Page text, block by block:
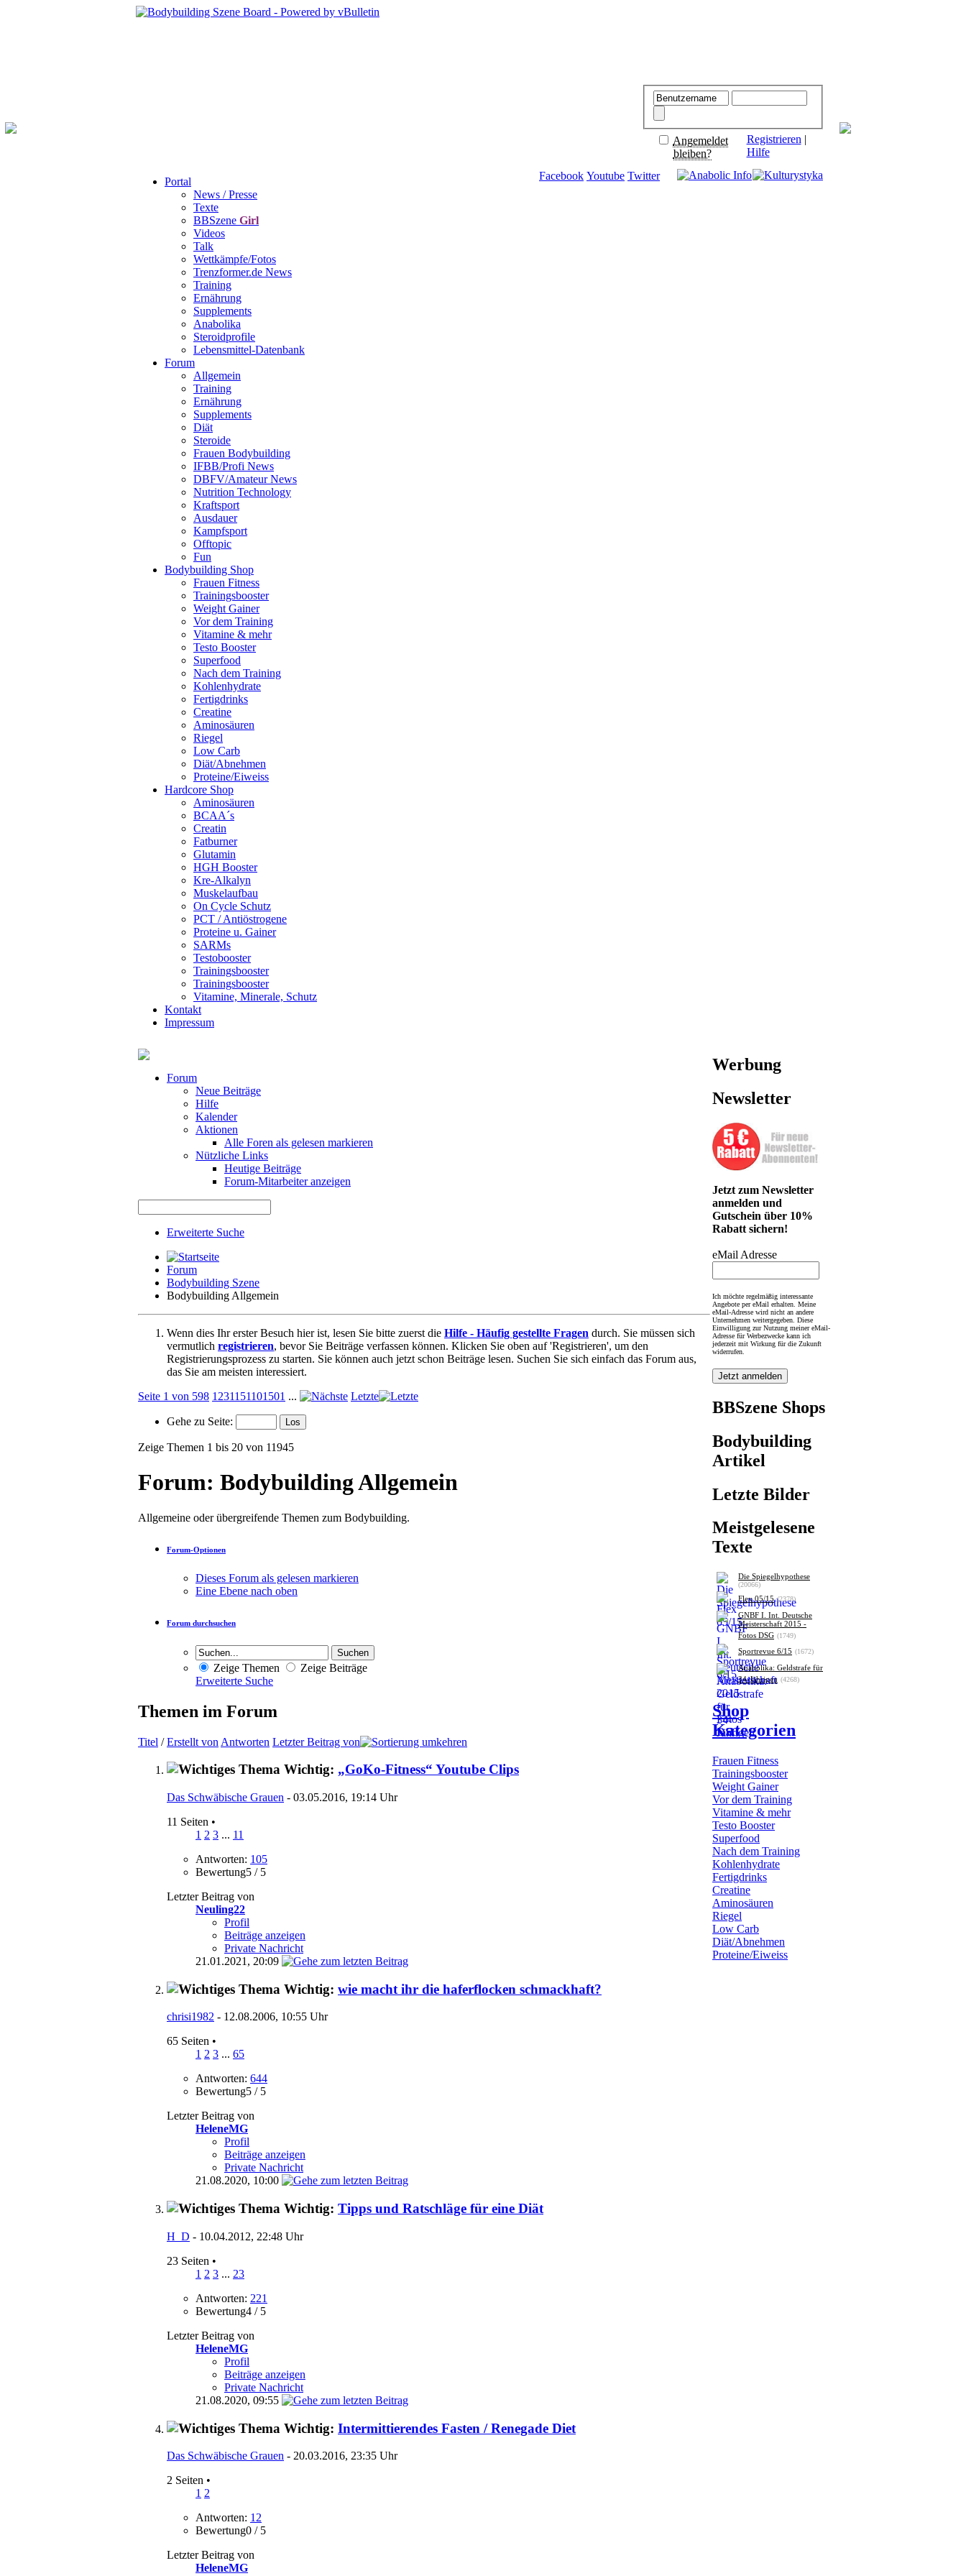
Angemeldet
bleiben?
Registrieren |
Hilfe
Portal
News / Presse
Texte
BBSzene Girl
Videos
Talk
Wettkämpfe/Fotos
Trenzformer.de News
Training
Ernährung
Supplements
Anabolika
Steroidprofile
Lebensmittel-Datenbank
Forum
Allgemein
Training
Ernährung
Supplements
Diät
Steroide
Frauen Bodybuilding
IFBB/Profi News
DBFV/Amateur News
Nutrition Technology
Kraftsport
Ausdauer
Kampfsport
Offtopic
Fun
Bodybuilding Shop
Frauen Fitness
Trainingsbooster
Weight Gainer
Vor dem Training
Vitamine & mehr
Testo Booster
Superfood
Nach dem Training
Kohlenhydrate
Fertigdrinks
Creatine
Aminosäuren
Riegel
Low Carb
Diät/Abnehmen
Proteine/Eiweiss
Hardcore Shop
Aminosäuren
BCAA´s
Creatin
Fatburner
Glutamin
HGH Booster
Kre-Alkalyn
Muskelaufbau
On Cycle Schutz
PCT / Antiöstrogene
Proteine u. Gainer
SARMs
Testobooster
Trainingsbooster
Trainingsbooster
Vitamine, Minerale, Schutz
Kontakt
Impressum
Facebook Youtube Twitter
Forum
Neue Beiträge
Hilfe
Kalender
Aktionen
Alle Foren als gelesen markieren
Nützliche Links
Heutige Beiträge
Forum-Mitarbeiter anzeigen
Erweiterte Suche
Forum
Bodybuilding Szene
Bodybuilding Allgemein
Wenn dies Ihr erster Besuch hier ist, lesen Sie bitte zuerst die Hilfe - Häufig gestellte Fragen durch. Sie müssen sich
vermutlich registrieren, bevor Sie Beiträge verfassen können. Klicken Sie oben auf 'Registrieren', um den
Registrierungsprozess zu starten. Sie können auch jetzt schon Beiträge lesen. Suchen Sie sich einfach das Forum aus,
das Sie am meisten interessiert.
Seite 1 von 598 1 2311 51101 501 ... Letzte
Gehe zu Seite:
Zeige Themen 1 bis 20 von 11945
Forum: Bodybuilding Allgemein
Allgemeine oder übergreifende Themen zum Bodybuilding.
Forum-Optionen
Dieses Forum als gelesen markieren
Eine Ebene nach oben
Forum durchsuchen
Zeige Themen
Zeige Beiträge
Erweiterte Suche
Themen im Forum
Titel /Erstellt von Antworten Letzter Beitrag von
Wichtig: „GoKo-Fitness“ Youtube Clips
Das Schwäbische Grauen - 03.05.2016, 19:14 Uhr
11 Seiten •
1 2 3 ... 11
Antworten: 105
Bewertung5 / 5
Letzter Beitrag von
Neuling22
Profil
Beiträge anzeigen
Private Nachricht
21.01.2021, 20:09
Wichtig: wie macht ihr die haferflocken schmackhaft?
chrisi1982 - 12.08.2006, 10:55 Uhr
65 Seiten •
1 2 3 ... 65
Antworten: 644
Bewertung5 / 5
Letzter Beitrag von
HeleneMG
Profil
Beiträge anzeigen
Private Nachricht
21.08.2020, 10:00
Wichtig: Tipps und Ratschläge für eine Diät
H_D - 10.04.2012, 22:48 Uhr
23 Seiten •
1 2 3 ... 23
Antworten: 221
Bewertung4 / 5
Letzter Beitrag von
HeleneMG
Profil
Beiträge anzeigen
Private Nachricht
21.08.2020, 09:55
Wichtig: Intermittierendes Fasten / Renegade Diet
Das Schwäbische Grauen - 20.03.2016, 23:35 Uhr
2 Seiten •
1 2
Antworten: 12
Bewertung0 / 5
Letzter Beitrag von
HeleneMG
Werbung
Newsletter
Jetzt zum Newsletter
anmelden und
Gutschein über 10%
Rabatt sichern!
eMail Adresse
Ich möchte regelmäßig interessante
Angebote per eMail erhalten. Meine
eMail-Adresse wird nicht an andere
Unternehmen weitergegeben. Diese
Einwilligung zur Nutzung meiner eMail-
Adresse für Werbezwecke kann ich
jederzeit mit Wirkung für die Zukunft
widerrufen.
BBSzene Shops
Bodybuilding
Artikel
Letzte Bilder
Meistgelesene
Texte
Die Spiegelhypothese
(20066)
Flex 05/15 (2378)
GNBF I. Int. Deutsche
Meisterschaft 2015 -
Fotos DSG (1749)
Sportrevue 6/15 (1672)
Anabolika: Geldstrafe für
34-Jährigen (4268)
Shop
Kategorien
Frauen Fitness
Trainingsbooster
Weight Gainer
Vor dem Training
Vitamine & mehr
Testo Booster
Superfood
Nach dem Training
Kohlenhydrate
Fertigdrinks
Creatine
Aminosäuren
Riegel
Low Carb
Diät/Abnehmen
Proteine/Eiweiss